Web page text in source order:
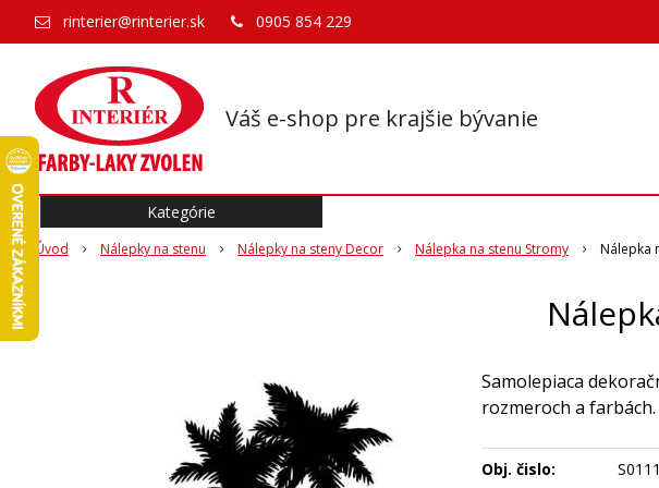
Váš e-shop pre krajšie bývanie
rinterier@rinterier.sk 0905 854 229
Úvod Nálepky na stenu Nálepky na steny Decor Nálepka na stenu Stromy Nálepka
Samolepiaca
rozmeroch a farbách.
Obj. čislo:
Kategórie